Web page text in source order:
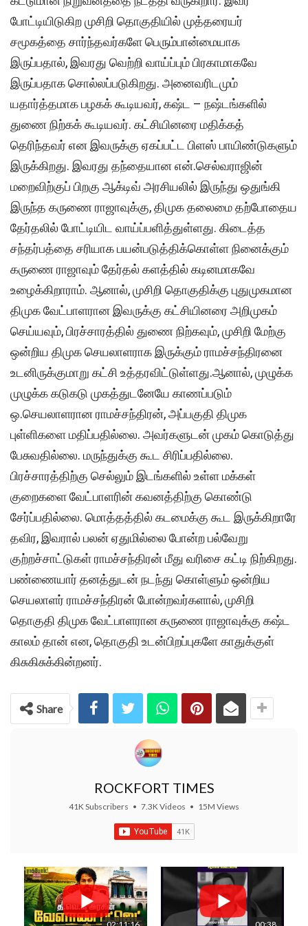
போட்டியிடுகிற முசிறி தொகுதியில் முத்தரையர்
சமூகத்தை சார்ந்தவர்களே பெரும்பான்மையாக
இருப்பதால், இவரது வெற்றி வாய்ப்பும் பிரகாமாகவே
இருப்பதாக சொல்லப்படுகிறது. அனைவரிடமும்
யதார்த்தமாக பழகக் கூடியவர், கஷ்ட – நஷ்டங்களில்
துணை நிற்கக் கூடியவர். கட்சியினரை மதிக்கத்
தெரிந்தவர் என இவருக்கு ஏகப்பட்ட பிளஸ் பாயிண்டுகளும்
இருக்கிறது. இவரது தந்தையான என்.செல்வராஜின்
மறைவிற்குப் பிறகு ஆக்டிவ் அரசியலில் இருந்து ஒதுங்கி
இருந்த கருணை ராஜாவுக்கு, திமுக தலைமை தற்போதைய
தேர்தலில் போட்டியிட வாய்ப்பளித்துள்ளது. கிடைத்த
சந்தர்பத்தை சரியாக பயன்படுத்திக்கொள்ள நினைக்கும்
கருணை ராஜாவும் தேர்தல் களத்தில் கடினமாகவே
உழைக்கிறாராம். ஆனால், முசிறி தொகுதிக்கு புதுமுகமான
திமுக வேட்பாளரான இவருக்கு கட்சியினரை அறிமுகம்
செய்யவும், பிரச்சாரத்தில் துணை நிற்கவும், முசிறி மேற்கு
ஒன்றிய திமுக செயலாளராக இருக்கும் ராமச்சந்திரனை
உடனிருக்குமாறு கட்சி உத்தரவிட்டுள்ளது.ஆனால், முழுக்க
முழுக்க கடுகடு முகத்துடனேயே காணப்படும்
ஒ.செயலாளரான ராமச்சந்திரன், அப்பகுதி திமுக
புள்ளிகளை மதிப்பதில்லை. அவர்களுடன் முகம் கொடுத்து
பேசுவதில்லை. மருந்துக்கு கூட சிரிப்பதில்லை.
பிரச்சாரத்திற்கு செல்லும் இடங்களில் உள்ள மக்கள்
குறைகளை வேட்பாளரின் கவனத்திற்கு கொண்டு
சேர்ப்பதில்லை. மொத்தத்தில் கடமைக்கு கூட இருக்கிறாரே
தவிர, இவரால் பலன் ஏதுமில்லை போன்ற பல்வேறு
குற்றச்சாட்டுகள் ராமச்சந்திரன் மீது வரிசை கட்டி நிற்கிறது.
பண்ணையார் தனத்துடன் நடந்து கொள்ளும் ஒன்றிய
செயலாளர் ராமச்சந்திரன் போன்றவர்களால், முசிறி
தொகுதி திமுக வேட்பாளரான கருணை ராஜாவுக்கு கஷ்ட
காலம் தான் என, தொகுதி உடன்பிறப்புகளே காதுக்குள்
கிசுகிசுக்கின்றனர்.
Share
ROCKFORT TIMES
41K Subscribers • 7.3K Videos • 15M Views